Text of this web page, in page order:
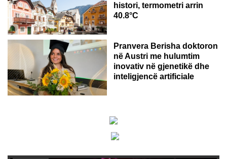
histori, termometri arrin
40.8°C
AUSTRI
Pranvera Berisha doktoron
në Austri me hulumtim
inovativ në gjenetikë dhe
inteligjencë artificiale